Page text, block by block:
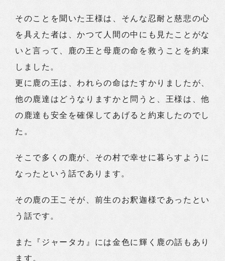
そのことを聞いた王様は、そんな忍耐と慈悲の心
を具えた者は、かつて人間の中にも見たことがな
いと言って、鹿の王と母鹿の命を救うことを約束
しました。
更に鹿の王は、われらの命はたすかりましたが、
他の鹿達はどうなりますかと問うと、王様は、他
の鹿達も安全を確保してあげると約束したのでし
た。
そこで多くの鹿が、その村で幸せに暮らすように
なったという話であります。
その鹿の王こそが、前生のお釈迦様であったとい
う話です。
また『ジャータカ』には金色に輝く鹿の話もあり
ます。